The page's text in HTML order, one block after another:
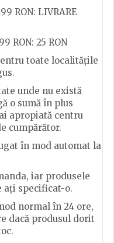
RON: LIVRARE
RON: 25 RON
toate localitățile
unde nu există
o sumă în plus
apropiată centru
cumpărător.
în mod automat la
iar produsele
ați specificat-o.
normal în 24 ore,
dacă produsul dorit